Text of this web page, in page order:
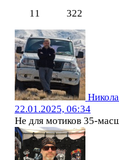
11
322
22.01.2025, 06:34
Не для мотиков 35-